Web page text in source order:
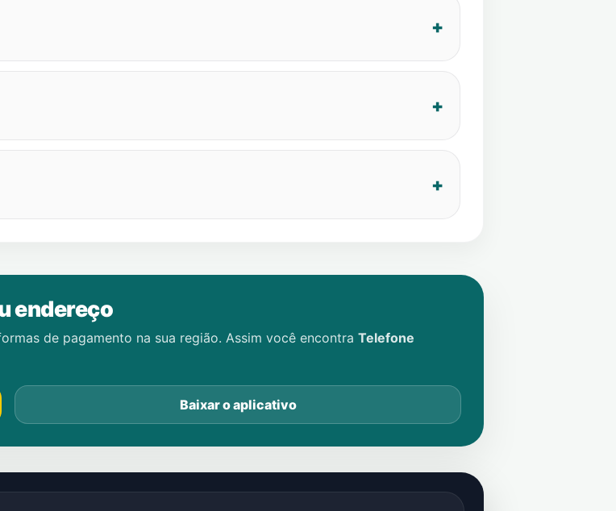
endereço
de pagamento na sua região. Assim você encontra Telefone
Baixar o aplicativo